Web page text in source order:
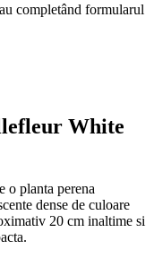
completând formularul
White
o planta perena
dense de culoare
20 cm inaltime si